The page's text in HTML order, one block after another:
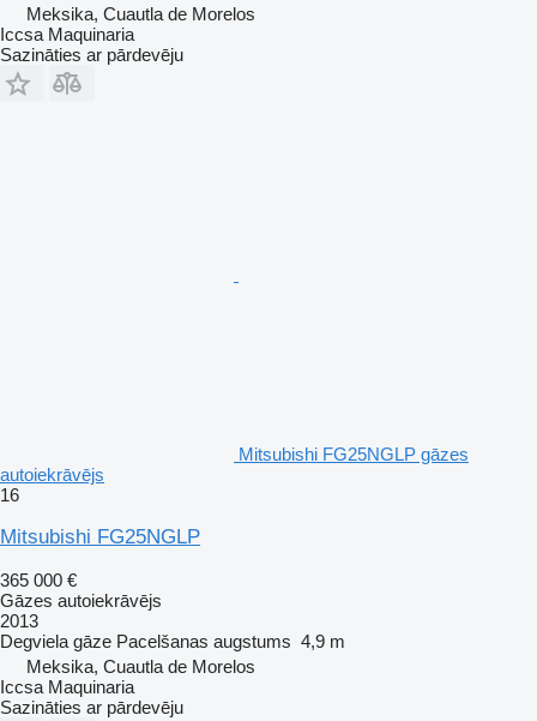
Meksika, Cuautla de Morelos
Iccsa Maquinaria
Sazināties ar pārdevēju
Mitsubishi FG25NGLP gāzes
autoiekrāvējs
16
Mitsubishi FG25NGLP
365 000 €
Gāzes autoiekrāvējs
2013
Degviela gāze Pacelšanas augstums 4,9 m
Meksika, Cuautla de Morelos
Iccsa Maquinaria
Sazināties ar pārdevēju